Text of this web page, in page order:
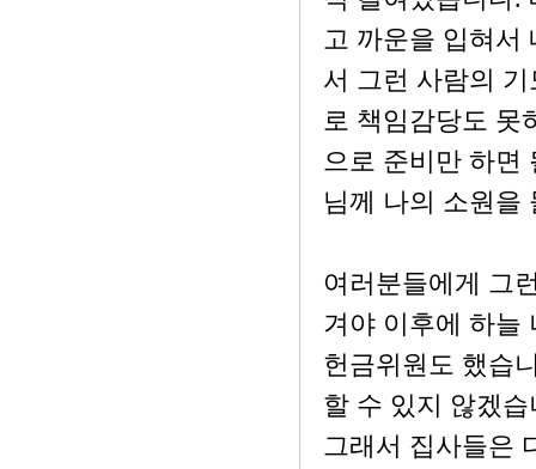
고 까운을 입혀서
서 그런 사람의
로 책임감당도 못
으로 준비만 하면
님께 나의 소원을
여러분들에게 그
겨야 이후에 하늘
헌금위원도 했습
할 수 있지 않겠습
그래서 집사들은